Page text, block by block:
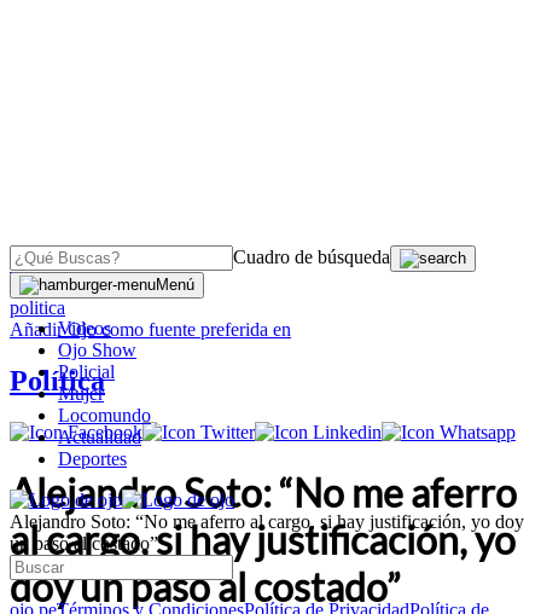
Cuadro de búsqueda
Menú
Videos
Ojo Show
Policial
Mujer
Locomundo
Actualidad
Deportes
Alejandro Soto: “No me aferro al cargo, si hay justificación, yo doy
un paso al costado”
ojo.peTérminos y CondicionesPolítica de PrivacidadPolítica de
OJO
politica
AñadirOjocomo fuente preferida en
Política
Alejandro Soto: “No me aferro
al cargo, si hay justificación, yo
doy un paso al costado”